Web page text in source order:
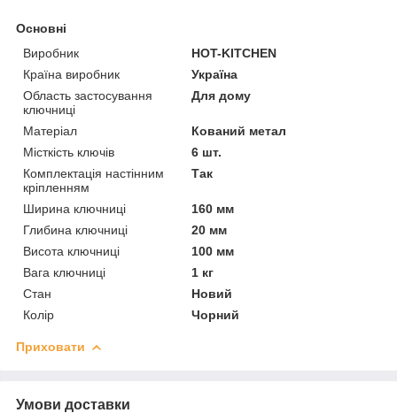
Основні
Виробник
HOT-KITCHEN
Країна виробник
Україна
Область застосування
ключниці
Для дому
Матеріал
Кований метал
Місткість ключів
6 шт.
Комплектація настінним
кріпленням
Так
Ширина ключниці
160 мм
Глибина ключниці
20 мм
Висота ключниці
100 мм
Вага ключниці
1 кг
Стан
Новий
Колір
Чорний
Приховати
Умови доставки